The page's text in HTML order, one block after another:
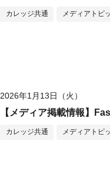
カレッジ共通 メディアトピ
2026年1月13日（火）
【メディア掲載情報】
カレッジ共通 メディアトピ